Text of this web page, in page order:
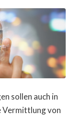
sollen auch in
Vermittlung von